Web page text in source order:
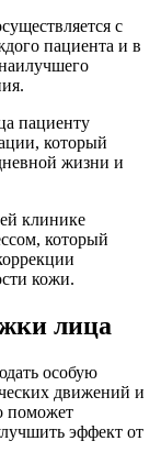
с
пациента и в
пациенту
который
жизни и
клинике
который
кожи.
лица
особую
движений и
поможет
эффект от